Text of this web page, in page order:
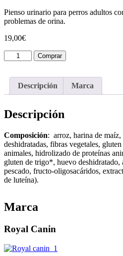
Pienso urinario para perros adultos
problemas de orina.
19,00€
ROYAL
CANIN
URINARY
1,5kg
Comprar
Descripción Marca
Descripción
Composición: arroz, harina de maíz,
deshidratadas, fibras vegetales,
animales, hidrolizado de proteínas
gluten de trigo*, huevo deshidratado,
pescado, fructo-oligosacáridos,
de luteína).
Marca
Royal Canin